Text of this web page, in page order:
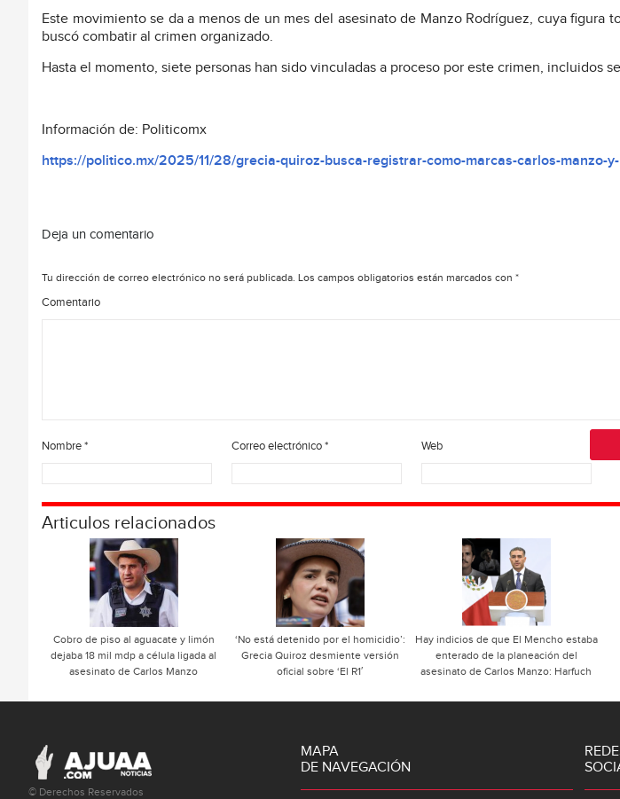
Este movimiento se da a menos de un mes del asesinato de Manzo Rodríguez, cuya figura
buscó combatir al crimen organizado.
Hasta el momento, siete personas han sido vinculadas a proceso por este crimen, incluidos
Información de: Politicomx
https://politico.mx/2025/11/28/grecia-quiroz-busca-registrar-como-marcas-carlos-manzo-
Deja un comentario
Tu dirección de correo electrónico no será publicada. Los campos obligatorios están marcados con *
Comentario
Nombre* Correo electrónico* Web
Articulos relacionados
Cobro de piso al aguacate y limón
dejaba 18 mil mdp a célula ligada al
asesinato de Carlos Manzo
‘No está detenido por el homicidio’:
Grecia Quiroz desmiente versión
oficial sobre ‘El R1′
Hay indicios de que El Mencho estaba
enterado de la planeación del
asesinato de Carlos Manzo: Harfuch
© Derechos Reservados
MAPA
DE NAVEGACIÓN